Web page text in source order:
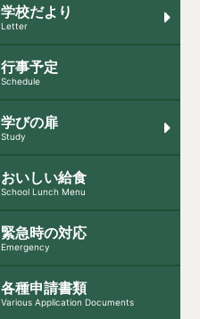
学校だより
Letter
行事予定
Schedule
学びの扉
Study
おいしい給食
School Lunch Menu
緊急時の対応
Emergency
各種申請書類
Various Application Documents